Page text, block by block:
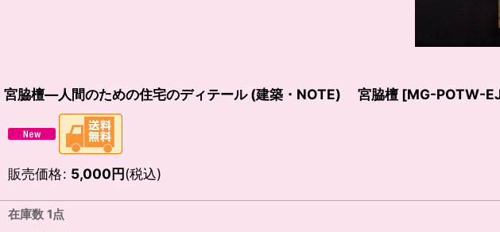
宮脇檀―人間のための住宅のディテール (建築・NOTE) 宮脇檀 [MG-POTW-
販売価格: 5,000円(税込)
在庫数 1点